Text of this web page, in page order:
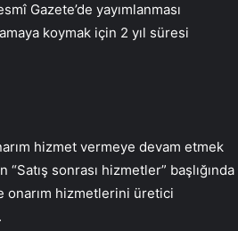
Gazete’de yayımlanması
koymak için 2 yıl süresi
hizmet vermeye devam etmek
sonrası hizmetler” başlığında
onarım hizmetlerini üretici